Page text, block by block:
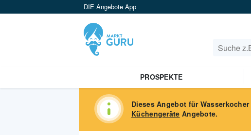
DIE Angebote App
PROSPEKTE
Dieses Angebot für Wasserkocher
Küchengeräte Angebote.